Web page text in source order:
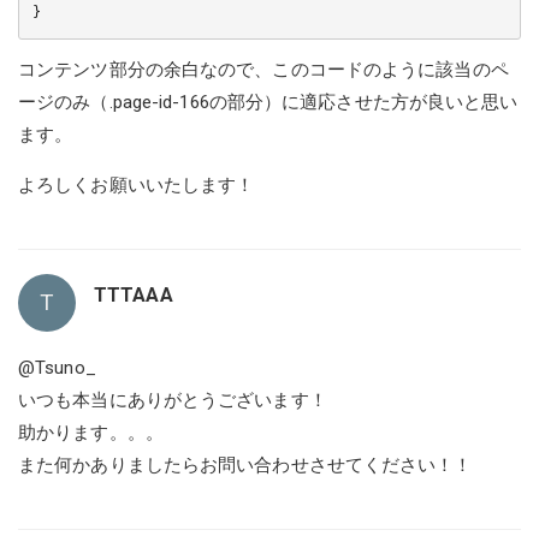
コンテンツ部分の余白なので、このコードのように該当のペ
ージのみ（.page-id-166の部分）に適応させた方が良いと思い
ます。
よろしくお願いいたします！
T TTTAAA
@Tsuno_
いつも本当にありがとうございます！
助かります。。。
また何かありましたらお問い合わせさせてください！！